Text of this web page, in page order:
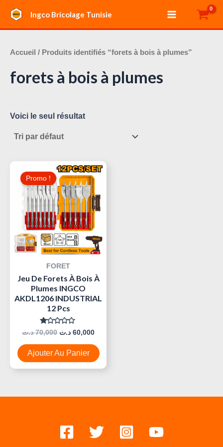
contenu
Ingco Bricolage Tunisie
Main
Menu
Accueil / Produits identifiés “forets à bois à plumes”
forets à bois à plumes
Voici le seul résultat
Promo !
FORET
Jeu De Forets À Bois À
Plumes INGCO
AKDL1206 INDUSTRIAL
12 Pcs
Note
0
Sur
5
70,000 د.ت
Le
Prix
Initial
Était :
70,000 د.ت.
60,000 د.ت
Le
Prix
Est :
Ajouter Au Panier